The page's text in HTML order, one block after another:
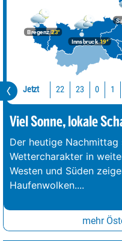
Bregenz23°
Innsbruck19°
Jetzt 22 23 0 1
Viel Sonne, lokale
Der heutige
Wettercharakter in
Westen und Süden
Haufenwolken....
mehr